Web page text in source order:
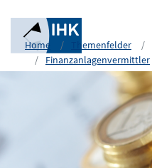
Home Themenfelder
Finanzanlagenvermittler